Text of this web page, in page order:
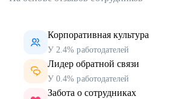
Корпоративная культура
У 2.4% работодателей
Лидер обратной связи
У 0.4% работодателей
Забота о сотрудниках